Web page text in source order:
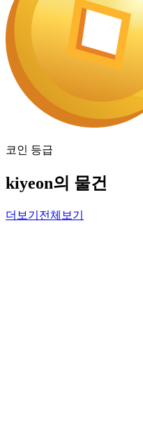
코인 등급
kiyeon의 물건
더보기 전체보기